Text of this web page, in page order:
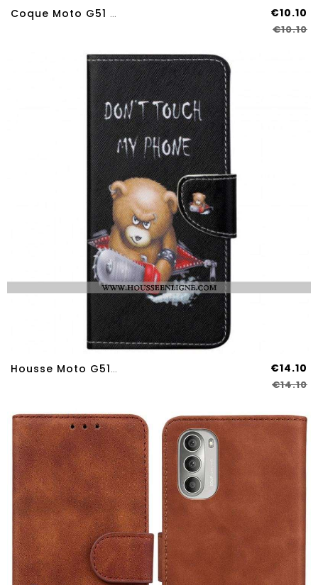
Coque Moto G51 5G Porte Cartes €10.10
€10.10
Housse Moto G51 5G Ours Dangereux €14.10
€14.10